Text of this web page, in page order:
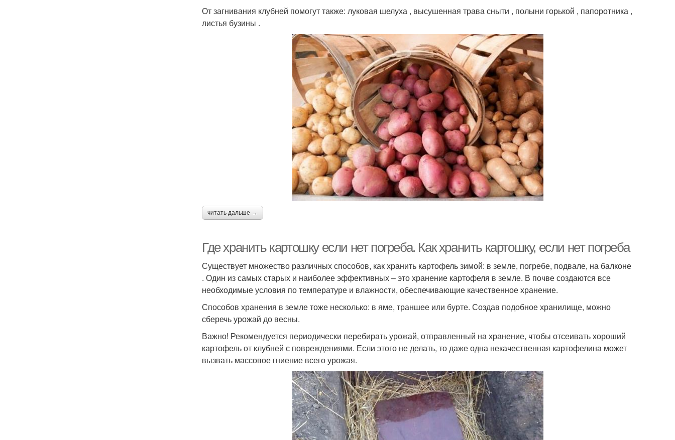
От загнивания клубней помогут также: луковая шелуха , высушенная трава сныти , полыни горькой , папоротника ,
листья бузины .
читать дальше →
Где хранить картошку если нет погреба. Как хранить картошку, если нет погреба
Существует множество различных способов, как хранить картофель зимой: в земле, погребе, подвале, на балконе
. Один из самых старых и наиболее эффективных – это хранение картофеля в земле. В почве создаются все
необходимые условия по температуре и влажности, обеспечивающие качественное хранение.
Способов хранения в земле тоже несколько: в яме, траншее или бурте. Создав подобное хранилище, можно
сберечь урожай до весны.
Важно! Рекомендуется периодически перебирать урожай, отправленный на хранение, чтобы отсеивать хороший
картофель от клубней с повреждениями. Если этого не делать, то даже одна некачественная картофелина может
вызвать массовое гниение всего урожая.